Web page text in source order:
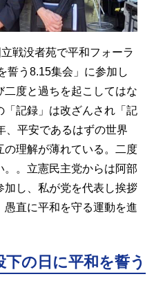
戦没者苑で平和フォーラ
誓う8.15集会」に参加し
二度と過ちを起こしてはな
「記録」は改ざんされ「記
、平安であるはずの世界
の理解が薄れている。二度
。。立憲民主党からは阿部
し、私が党を代表し挨拶
直に平和を守る運動を進
の日に平和を誓う